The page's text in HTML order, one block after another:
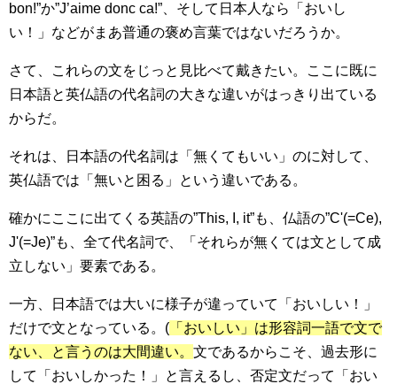
bon!”か”J’aime donc ca!”、そして日本人なら「おいし
い！」などがまあ普通の褒め言葉ではないだろうか。
さて、これらの文をじっと見比べて戴きたい。ここに既に
日本語と英仏語の代名詞の大きな違いがはっきり出ている
からだ。
それは、日本語の代名詞は「無くてもいい」のに対して、
英仏語では「無いと困る」という違いである。
確かにここに出てくる英語の”This, I, it”も、仏語の”C'(=Ce),
J'(=Je)”も、全て代名詞で、「それらが無くては文として成
立しない」要素である。
一方、日本語では大いに様子が違っていて「おいしい！」
だけで文となっている。( 「おいしい」は形容詞一語で文で
ない、と言うのは大間違い。 文であるからこそ、過去形に
して「おいしかった！」と言えるし、否定文だって「おい